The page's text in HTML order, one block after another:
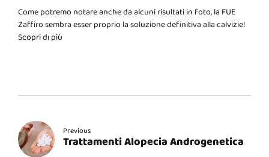
Come potremo notare anche da alcuni risultati in foto, la FUE
Zaffiro sembra esser proprio la soluzione definitiva alla calvizie!
Scopri dı più
Previous
Trattamenti Alopecia Androgenetica